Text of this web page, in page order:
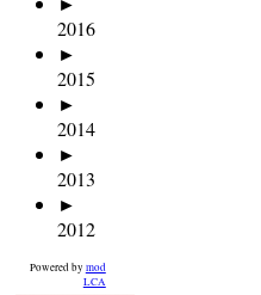
2016
►
2015
►
2014
►
2013
►
2012
Powered by mod
LCA